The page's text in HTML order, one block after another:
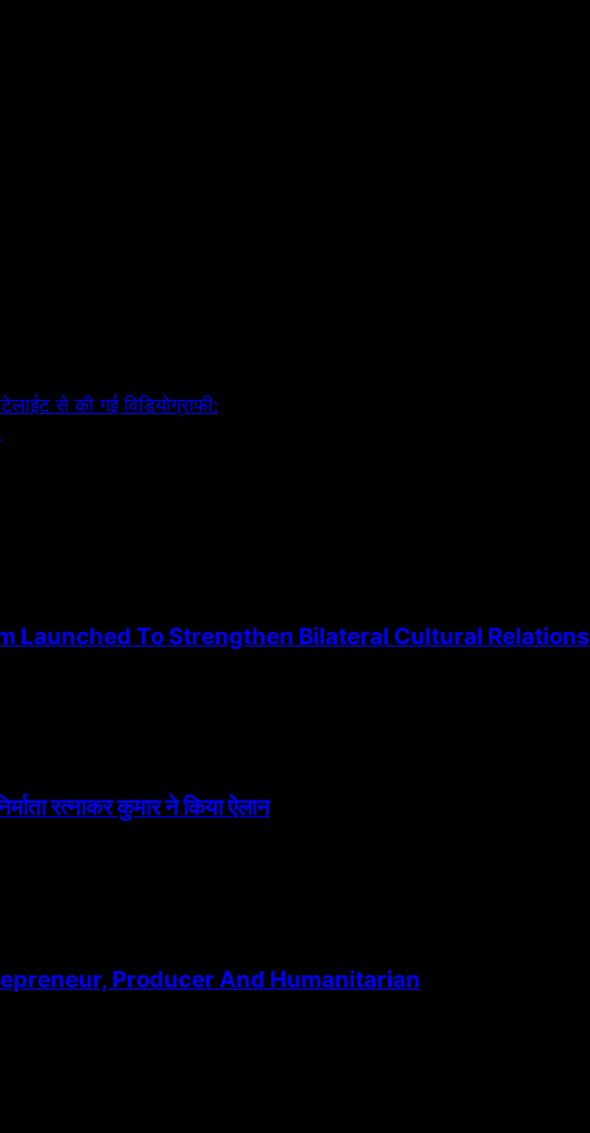
से की गई विडियोग्राफी:
Launched To Strengthen Bilateral Cultural Relations
रत्नाकर कुमार ने किया ऐलान
Producer And Humanitarian